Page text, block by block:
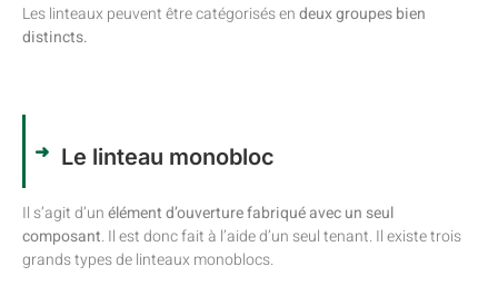
Les linteaux peuvent être catégorisés endeux groupes bien
distincts.
Le linteau monobloc
Il s’agit d’unélément d’ouverture fabriqué avec un seul
composant. Il est donc fait à l’aide d’un seul tenant. Il existe trois
grands types de linteaux monoblocs.